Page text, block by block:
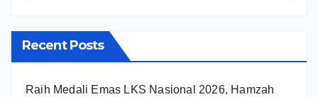
Recent Posts
Raih Medali Emas LKS Nasional 2026, Hamzah